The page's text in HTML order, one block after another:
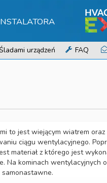
urządzeń FAQ
to jest wiejącym wiatrem oraz
ciągu wentylacyjnego.
materiał z którego jest
Na kominach wentylacyjnych